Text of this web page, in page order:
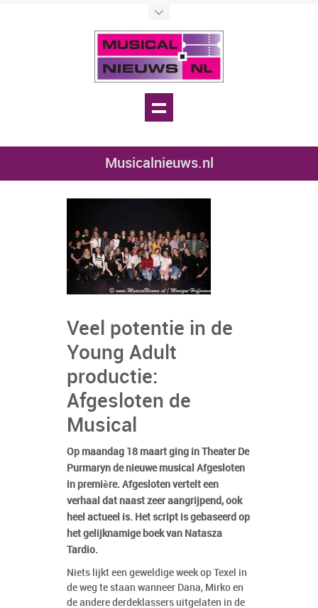
Musicalnieuws.nl
Veel potentie in de
Young Adult
productie:
Afgesloten de
Musical
Op maandag 18 maart ging in Theater De
Purmaryn de nieuwe musical Afgesloten
in première. Afgesloten vertelt een
verhaal dat naast zeer aangrijpend, ook
heel actueel is. Het script is gebaseerd op
het gelijknamige boek van Natasza
Tardio.
Niets lijkt een geweldige week op Texel in
de weg te staan wanneer Dana, Mirko en
de andere derdeklassers uitgelaten in de